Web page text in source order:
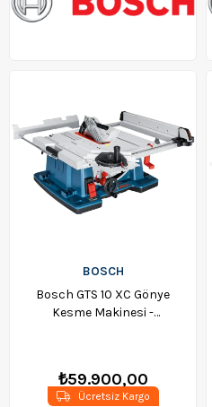
BOSCH
Bosch GTS 10 XC Gönye
Kesme Makinesi -
₺59.900,00
Ücretsiz Kargo